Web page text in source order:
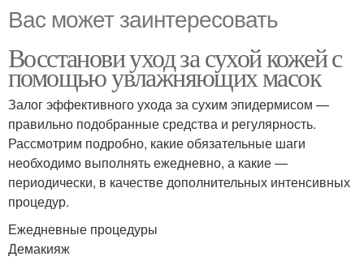
Вас может заинтересовать
Восстанови уход за сухой кожей с
помощью увлажняющих масок
Залог эффективного ухода за сухим эпидермисом —
правильно подобранные средства и регулярность.
Рассмотрим подробно, какие обязательные шаги
необходимо выполнять ежедневно, а какие —
периодически, в качестве дополнительных интенсивных
процедур.
Ежедневные процедуры
Демакияж